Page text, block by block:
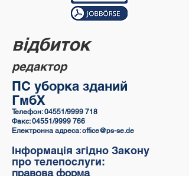
відбиток
редактор
ПС уборка зданий
ГмбХ
Телефон: 04551/9999 718
Факс: 04551/9999 766
Електронна адреса: office@ps-se.de
Інформація згідно Закону
про телепослуги:
правова форма